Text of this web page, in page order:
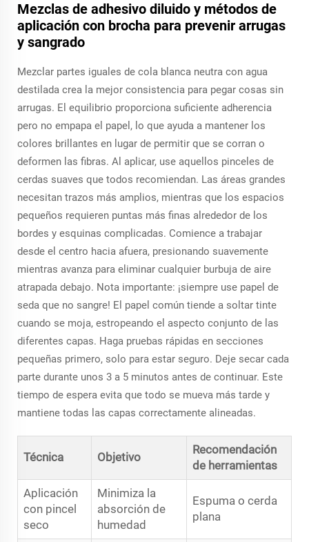
Mezclas de adhesivo diluido y métodos de
aplicación con brocha para prevenir arrugas
y sangrado
Mezclar partes iguales de cola blanca neutra con agua
destilada crea la mejor consistencia para pegar cosas sin
arrugas. El equilibrio proporciona suficiente adherencia
pero no empapa el papel, lo que ayuda a mantener los
colores brillantes en lugar de permitir que se corran o
deformen las fibras. Al aplicar, use aquellos pinceles de
cerdas suaves que todos recomiendan. Las áreas grandes
necesitan trazos más amplios, mientras que los espacios
pequeños requieren puntas más finas alrededor de los
bordes y esquinas complicadas. Comience a trabajar
desde el centro hacia afuera, presionando suavemente
mientras avanza para eliminar cualquier burbuja de aire
atrapada debajo. Nota importante: ¡siempre use papel de
seda que no sangre! El papel común tiende a soltar tinte
cuando se moja, estropeando el aspecto conjunto de las
diferentes capas. Haga pruebas rápidas en secciones
pequeñas primero, solo para estar seguro. Deje secar cada
parte durante unos 3 a 5 minutos antes de continuar. Este
tiempo de espera evita que todo se mueva más tarde y
mantiene todas las capas correctamente alineadas.
Técnica Objetivo
Recomendación
de herramientas
Aplicación
con pincel
seco
Minimiza la
absorción de
humedad
Espuma o cerda
plana